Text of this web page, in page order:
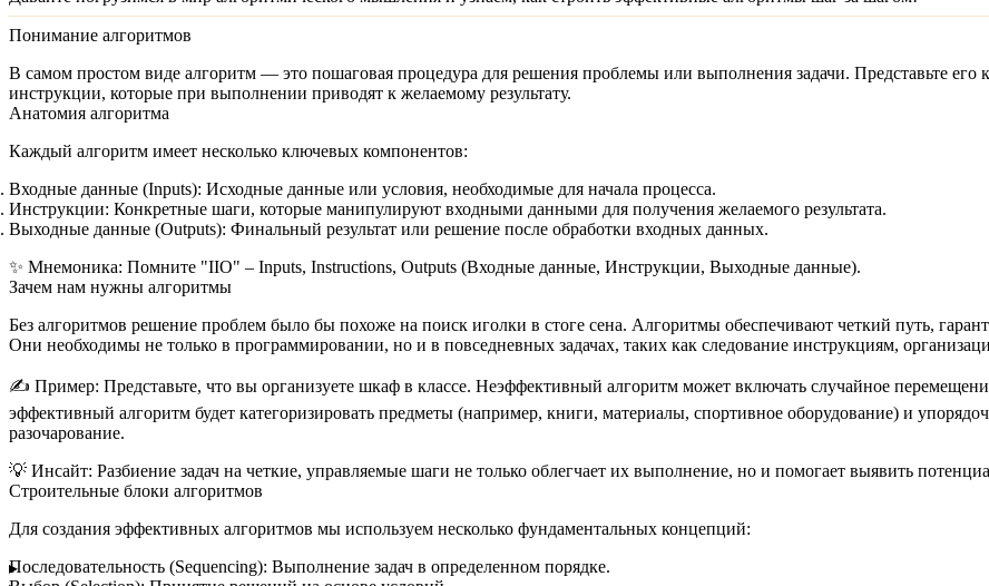
Понимание алгоритмов
В самом простом виде алгоритм — это пошаговая процедура для решения проблемы или выполнения задачи. Представьте его
инструкции, которые при выполнении приводят к желаемому результату.
Анатомия алгоритма
Каждый алгоритм имеет несколько ключевых компонентов:
Входные данные (Inputs): Исходные данные или условия, необходимые для начала процесса.
Инструкции: Конкретные шаги, которые манипулируют входными данными для получения желаемого результата.
Выходные данные (Outputs): Финальный результат или решение после обработки входных данных.
✨ Мнемоника: Помните "IIO" – Inputs, Instructions, Outputs (Входные данные, Инструкции, Выходные данные).
Зачем нам нужны алгоритмы
Без алгоритмов решение проблем было бы похоже на поиск иголки в стоге сена. Алгоритмы обеспечивают четкий путь,
Они необходимы не только в программировании, но и в повседневных задачах, таких как следование инструкциям,
✍️ Пример: Представьте, что вы организуете шкаф в классе. Неэффективный алгоритм может включать случайное
эффективный алгоритм будет категоризировать предметы (например, книги, материалы, спортивное оборудование) и
разочарование.
💡 Инсайт: Разбиение задач на четкие, управляемые шаги не только облегчает их выполнение, но и помогает выявить
Строительные блоки алгоритмов
Для создания эффективных алгоритмов мы используем несколько фундаментальных концепций:
Последовательность (Sequencing): Выполнение задач в определенном порядке.